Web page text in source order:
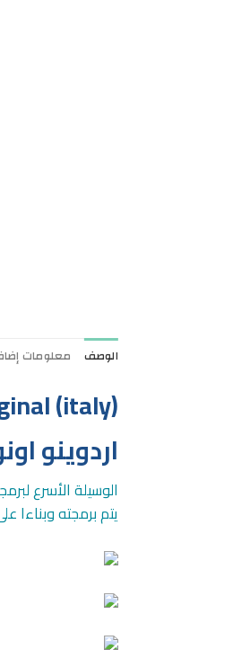
الوصف معلومات
(italy)
اردوينو
الوسيلة الأسرع
يتم برمجته وبناءا